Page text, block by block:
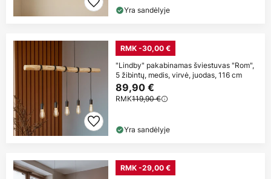
Yra sandėlyje
RMK -30,00 €
"Lindby" pakabinamas šviestuvas "Rom",
5 žibintų, medis, virvė, juodas, 116 cm
89,90 €
RMK119,90 €
Yra sandėlyje
RMK -29,00 €